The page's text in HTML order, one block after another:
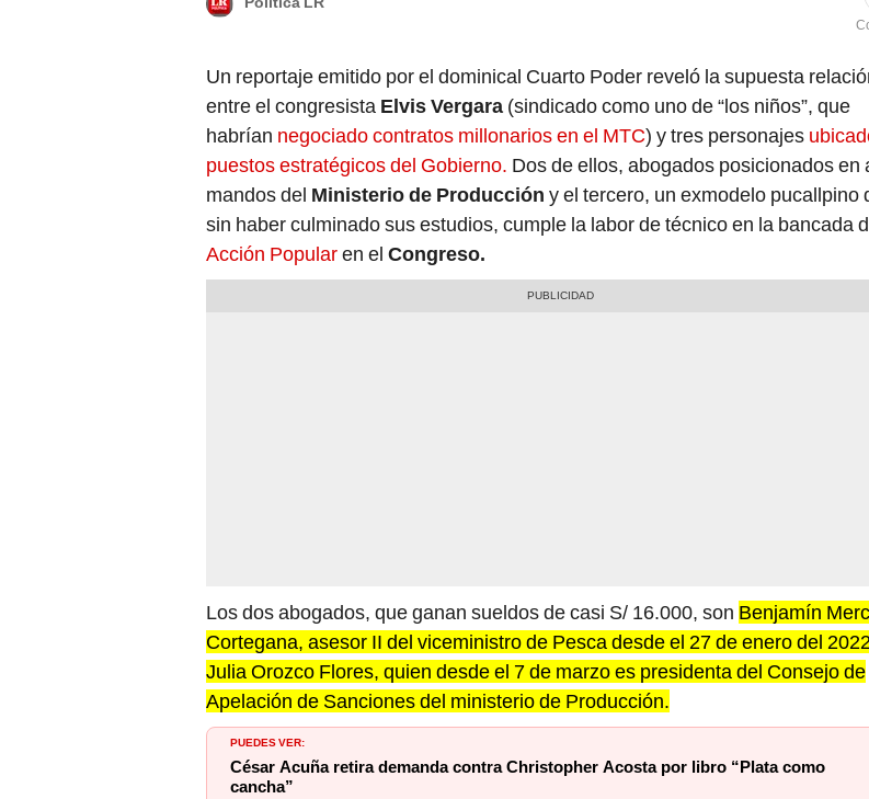
Un reportaje emitido por el dominical Cuarto Poder reveló la supuesta
entre el congresista Elvis Vergara (sindicado como uno de “los niños”, que
habrían negociado contratos millonarios en el MTC) y tres personajes
puestos estratégicos del Gobierno. Dos de ellos, abogados posicionados en
mandos del Ministerio de Producción y el tercero, un exmodelo pucallpino
sin haber culminado sus estudios, cumple la labor de técnico en la bancada
Acción Popularen el Congreso.
Los dos abogados, que ganan sueldos de casi S/ 16.000, son Benjamín
Cortegana, asesor II del viceministro de Pesca desde el 27 de enero del
Julia Orozco Flores, quien desde el 7 de marzo es presidenta del Consejo de
Apelación de Sanciones del ministerio de Producción.
PUEDES VER:
César Acuña retira demanda contra Christopher Acosta por libro “Plata como
cancha”